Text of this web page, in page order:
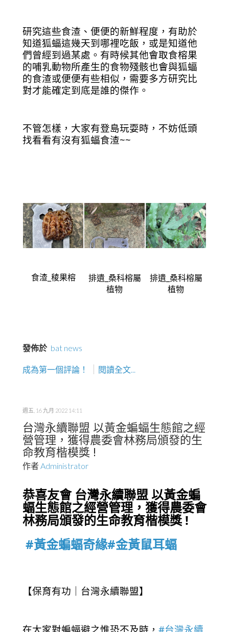
研究這些食渣、便便的新鮮程度，有助於
知道狐蝠這幾天到哪裡吃飯，或是知道他
們曾經到過某處。有時候其他會取食榕果
的哺乳動物所產生的食物殘骸也會與狐蝠
的食渣或便便有些相似，需要多方研究比
對才能確定到底是誰的傑作。
不管怎樣，大家有登島玩耍時，不妨低頭
找看看有沒有狐蝠食渣~~
食渣_ 稜果榕
排遺_桑科榕屬
植物
排遺_桑科榕屬
植物
發佈於 bat news
成為第一個評論！ 閱讀全文...
週五, 16 九月 2022 14:11
台灣永續聯盟 以黃金蝙蝠生態館之經
營管理，獲得農委會林務局頒發的生
命教育楷模獎 !
作者Administrator
恭喜友會 台灣永續聯盟 以黃金蝙
蝠生態館之經營管理，獲得農委會
林務局頒發的生命教育楷模獎 !
#黃金蝙蝠奇緣#金黃鼠耳蝠
【保育有功｜台灣永續聯盟】
在大家對蝙蝠避之惟恐不及時， #台灣永續